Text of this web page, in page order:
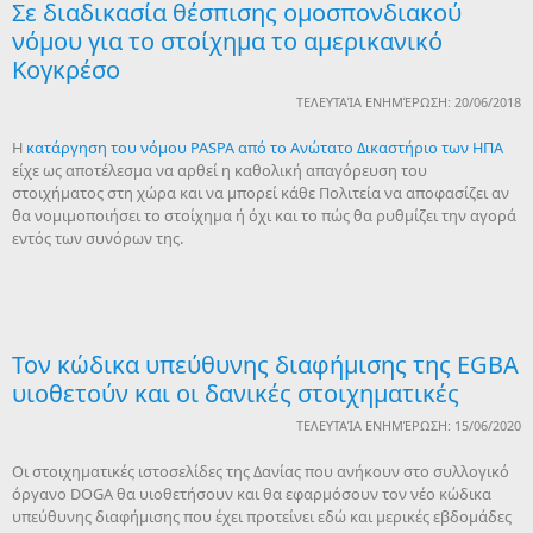
Σε διαδικασία θέσπισης ομοσπονδιακού
νόμου για το στοίχημα το αμερικανικό
Κογκρέσο
ΤΕΛΕΥΤΑΊΑ ΕΝΗΜΈΡΩΣΗ: 20/06/2018
Η κατάργηση του νόμου PASPA από το Ανώτατο Δικαστήριο των ΗΠΑ
είχε ως αποτέλεσμα να αρθεί η καθολική απαγόρευση του
στοιχήματος στη χώρα και να μπορεί κάθε Πολιτεία να αποφασίζει αν
θα νομιμοποιήσει το στοίχημα ή όχι και το πώς θα ρυθμίζει την αγορά
εντός των συνόρων της.
Τον κώδικα υπεύθυνης διαφήμισης της EGBA
υιοθετούν και οι δανικές στοιχηματικές
ΤΕΛΕΥΤΑΊΑ ΕΝΗΜΈΡΩΣΗ: 15/06/2020
Οι στοιχηματικές ιστοσελίδες της Δανίας που ανήκουν στο συλλογικό
όργανο DOGA θα υιοθετήσουν και θα εφαρμόσουν τον νέο κώδικα
υπεύθυνης διαφήμισης που έχει προτείνει εδώ και μερικές εβδομάδες